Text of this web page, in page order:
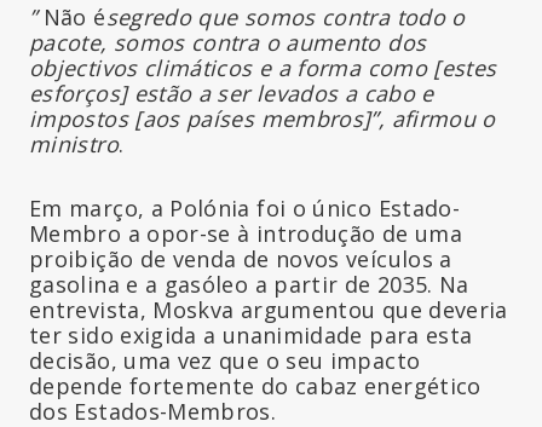
” Não ésegredo que somos contra todo o
pacote, somos contra o aumento dos
objectivos climáticos e a forma como [estes
esforços] estão a ser levados a cabo e
impostos [aos países membros]”, afirmou o
ministro.
Em março, a Polónia foi o único Estado-
Membro a opor-se à introdução de uma
proibição de venda de novos veículos a
gasolina e a gasóleo a partir de 2035. Na
entrevista, Moskva argumentou que deveria
ter sido exigida a unanimidade para esta
decisão, uma vez que o seu impacto
depende fortemente do cabaz energético
dos Estados-Membros.